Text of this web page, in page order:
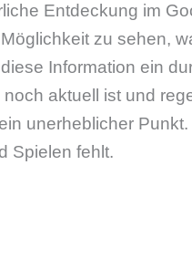
Entdeckung im
zu sehen,
Information ein
aktuell ist und
unerheblicher
Spielen fehlt.